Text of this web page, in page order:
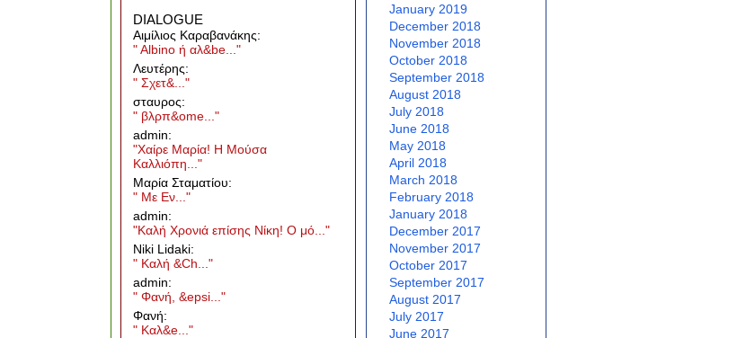
DIALOGUE
Aιμίλιος Καραβανάκης:
" Albino ή αλ&be..."
Λευτέρης:
" Σχετ&..."
σταυρος:
" βλρπ&ome..."
admin:
"Χαίρε Μαρία! Η Μούσα
Καλλιόπη..."
Μαρία Σταματίου:
" Με Εν..."
admin:
"Καλή Χρονιά επίσης Νίκη! Ο μό..."
Niki Lidaki:
" Καλή &Ch..."
admin:
" Φανή, &epsi..."
Φανή:
" Καλ&e..."
January 2019
December 2018
November 2018
October 2018
September 2018
August 2018
July 2018
June 2018
May 2018
April 2018
March 2018
February 2018
January 2018
December 2017
November 2017
October 2017
September 2017
August 2017
July 2017
June 2017